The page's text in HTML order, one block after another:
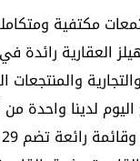
مكتفية
العقارية رائدة
والمنتجعات
اليوم لدينا واحدة